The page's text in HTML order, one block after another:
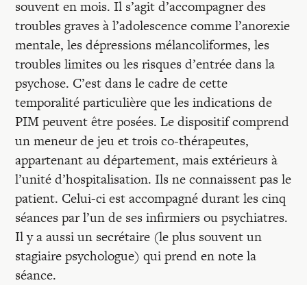
souvent en mois. Il s’agit d’accompagner des
troubles graves à l’adolescence comme l’anorexie
mentale, les dépressions mélancoliformes, les
troubles limites ou les risques d’entrée dans la
psychose. C’est dans le cadre de cette
temporalité particulière que les indications de
PIM peuvent être posées. Le dispositif comprend
un meneur de jeu et trois co-thérapeutes,
appartenant au département, mais extérieurs à
l’unité d’hospitalisation. Ils ne connaissent pas le
patient. Celui-ci est accompagné durant les cinq
séances par l’un de ses infirmiers ou psychiatres.
Il y a aussi un secrétaire (le plus souvent un
stagiaire psychologue) qui prend en note la
séance.